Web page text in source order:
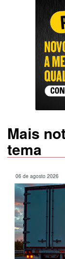
Mais
tema
06 de agosto 2026